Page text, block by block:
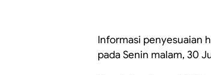
Informasi penyesuaian
pada Senin malam, 30